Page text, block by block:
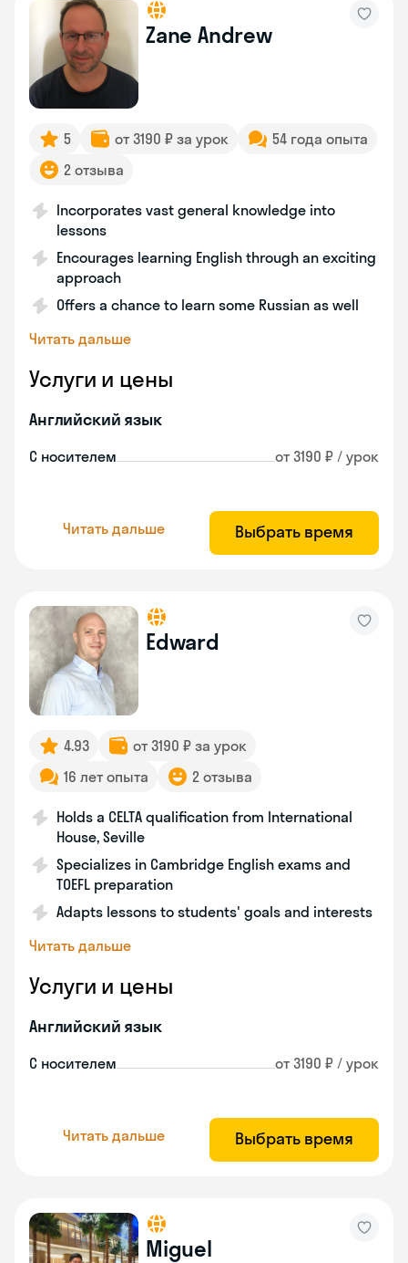
Zane Andrew
5 от 3190 ₽ за урок
54 года опыта
2 отзыва
Incorporates vast general knowledge into
lessons
Encourages learning English through an exciting
approach
Offers a chance to learn some Russian as well
Читать дальше
Услуги и цены
Английский язык
С носителем от 3190 ₽ / урок
Читать дальше Выбрать время
Edward
4.93
от 3190 ₽ за урок
16 лет опыта
2 отзыва
Holds a CELTA qualification from International
House, Seville
Specializes in Cambridge English exams and
TOEFL preparation
Adapts lessons to students' goals and interests
Читать дальше
Услуги и цены
Английский язык
С носителем от 3190 ₽ / урок
Читать дальше Выбрать время
Miguel